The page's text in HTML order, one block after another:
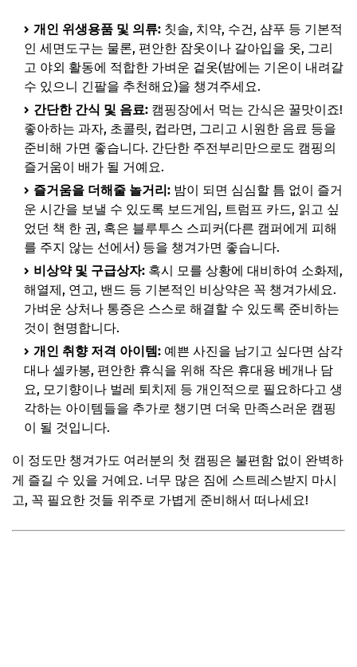
개인 위생용품 및 의류: 칫솔, 치약, 수건, 샴푸 등 기본적
인 세면도구는 물론, 편안한 잠옷이나 갈아입을 옷, 그리
고 야외 활동에 적합한 가벼운 겉옷(밤에는 기온이 내려갈
수 있으니 긴팔을 추천해요)을 챙겨주세요.
간단한 간식 및 음료: 캠핑장에서 먹는 간식은 꿀맛이죠!
좋아하는 과자, 초콜릿, 컵라면, 그리고 시원한 음료 등을
준비해 가면 좋습니다. 간단한 주전부리만으로도 캠핑의
즐거움이 배가 될 거예요.
즐거움을 더해줄 놀거리: 밤이 되면 심심할 틈 없이 즐거
운 시간을 보낼 수 있도록 보드게임, 트럼프 카드, 읽고 싶
었던 책 한 권, 혹은 블루투스 스피커(다른 캠퍼에게 피해
를 주지 않는 선에서) 등을 챙겨가면 좋습니다.
비상약 및 구급상자: 혹시 모를 상황에 대비하여 소화제,
해열제, 연고, 밴드 등 기본적인 비상약은 꼭 챙겨가세요.
가벼운 상처나 통증은 스스로 해결할 수 있도록 준비하는
것이 현명합니다.
개인 취향 저격 아이템: 예쁜 사진을 남기고 싶다면 삼각
대나 셀카봉, 편안한 휴식을 위해 작은 휴대용 베개나 담
요, 모기향이나 벌레 퇴치제 등 개인적으로 필요하다고 생
각하는 아이템들을 추가로 챙기면 더욱 만족스러운 캠핑
이 될 것입니다.
이 정도만 챙겨가도 여러분의 첫 캠핑은 불편함 없이 완벽하
게 즐길 수 있을 거예요. 너무 많은 짐에 스트레스받지 마시
고, 꼭 필요한 것들 위주로 가볍게 준비해서 떠나세요!